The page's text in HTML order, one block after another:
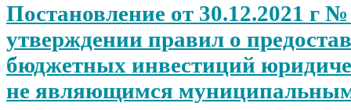
Постановление от 30.12.2021 г
утверждении правил о
бюджетных инвестиций
не являющимся